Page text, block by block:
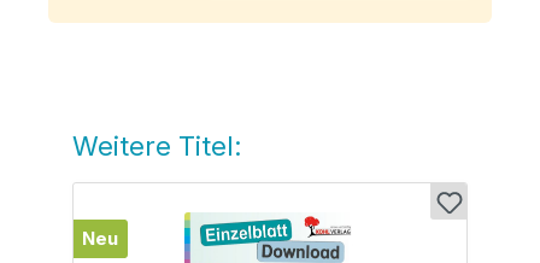
Produktgalerie überspringen
Weitere Titel:
Neu